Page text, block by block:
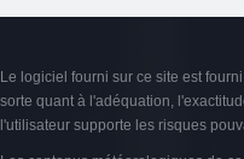
Le logiciel fourni sur ce site est
sorte quant à l'adéquation,
l'utilisateur supporte les risques